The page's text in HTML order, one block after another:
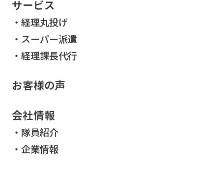
サービス
経理丸投げ
スーパー派遣
経理課長代行
お客様の声
会社情報
隊員紹介
企業情報